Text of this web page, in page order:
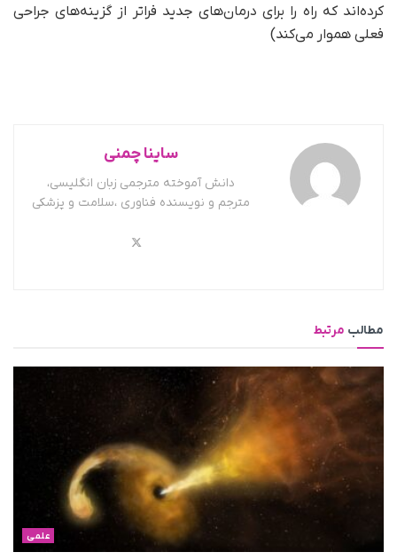
کرده‌اند که راه را برای درمان‌های جدید فراتر از گزینه‌های جراحی
فعلی هموار می‌کند)
ساینا چمنی
دانش آموخته مترجمی زبان انگلیسی،
مترجم و نویسنده فناوری ،سلامت و پزشکی
مطالب مرتبط
علمی